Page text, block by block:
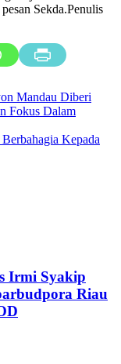
Sekda.Penulis
Mandau Diberi
Fokus Dalam
Kepada
Irmi Syakip
Riau